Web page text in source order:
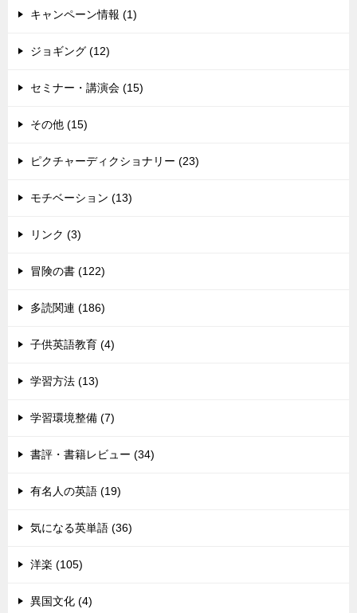
キャンペーン情報 (1)
ジョギング (12)
セミナー・講演会 (15)
その他 (15)
ピクチャーディクショナリー (23)
モチベーション (13)
リンク (3)
冒険の書 (122)
多読関連 (186)
子供英語教育 (4)
学習方法 (13)
学習環境整備 (7)
書評・書籍レビュー (34)
有名人の英語 (19)
気になる英単語 (36)
洋楽 (105)
異国文化 (4)